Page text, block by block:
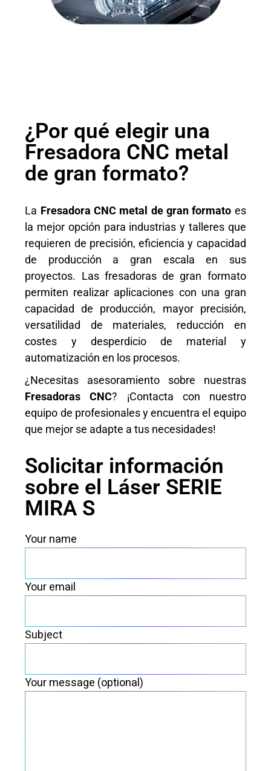
¿Por qué elegir una
Fresadora CNC metal
de gran formato?
La Fresadora CNC metal de gran formato es
la mejor opción para industrias y talleres que
requieren de precisión, eficiencia y capacidad
de producción a gran escala en sus
proyectos. Las fresadoras de gran formato
permiten realizar aplicaciones con una gran
capacidad de producción, mayor precisión,
versatilidad de materiales, reducción en
costes y desperdicio de material y
automatización en los procesos.
¿Necesitas asesoramiento sobre nuestras
Fresadoras CNC? ¡Contacta con nuestro
equipo de profesionales y encuentra el equipo
que mejor se adapte a tus necesidades!
Solicitar información
sobre el Láser SERIE
MIRA S
Your name
Your email
Subject
Your message (optional)